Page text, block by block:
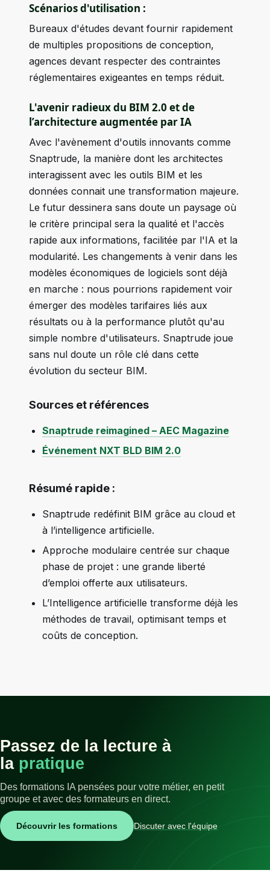
Scénarios d'utilisation :
Bureaux d'études devant fournir rapidement
de multiples propositions de conception,
agences devant respecter des contraintes
réglementaires exigeantes en temps réduit.
L'avenir radieux du BIM 2.0 et de
l’architecture augmentée par IA
Avec l'avènement d'outils innovants comme
Snaptrude, la manière dont les architectes
interagissent avec les outils BIM et les
données connait une transformation majeure.
Le futur dessinera sans doute un paysage où
le critère principal sera la qualité et l'accès
rapide aux informations, facilitée par l'IA et la
modularité. Les changements à venir dans les
modèles économiques de logiciels sont déjà
en marche : nous pourrions rapidement voir
émerger des modèles tarifaires liés aux
résultats ou à la performance plutôt qu'au
simple nombre d'utilisateurs. Snaptrude joue
sans nul doute un rôle clé dans cette
évolution du secteur BIM.
Sources et références
Snaptrude reimagined – AEC Magazine
Événement NXT BLD BIM 2.0
Résumé rapide :
Snaptrude redéfinit BIM grâce au cloud et
à l’intelligence artificielle.
Approche modulaire centrée sur chaque
phase de projet : une grande liberté
d’emploi offerte aux utilisateurs.
L’Intelligence artificielle transforme déjà les
méthodes de travail, optimisant temps et
coûts de conception.
Passez de la lecture à
la pratique
Des formations IA pensées pour votre métier, en petit
groupe et avec des formateurs en direct.
Découvrir les formations Discuter avec l'équipe